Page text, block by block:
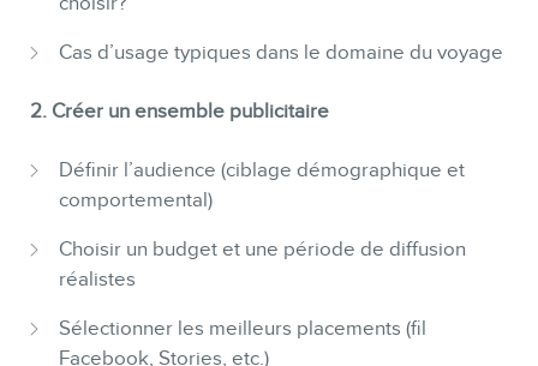
Cas d’usage typiques dans le domaine du voyage
2. Créer un ensemble publicitaire
Définir l’audience (ciblage démographique et
comportemental)
Choisir un budget et une période de diffusion
réalistes
Sélectionner les meilleurs placements (fil
Facebook, Stories, etc.)